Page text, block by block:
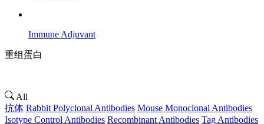
Immune Adjuvant
重组蛋白
All
抗体 Rabbit Polyclonal Antibodies Mouse Monoclonal Antibodies
Isotype Control Antibodies Recombinant Antibodies Tag Antibodies